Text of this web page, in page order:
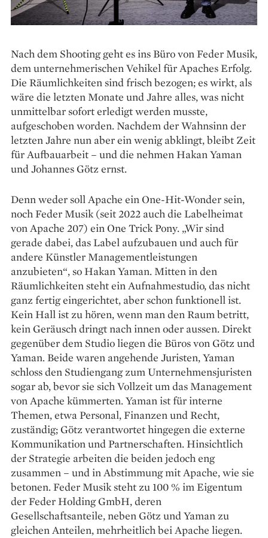
Nach dem Shooting geht es ins Büro von Feder Musik,
dem unternehmerischen Vehikel für Apaches Erfolg.
Die Räumlichkeiten sind frisch bezogen; es wirkt, als
wäre die letzten Monate und Jahre alles, was nicht
unmittelbar sofort erledigt werden musste,
aufgeschoben worden. Nachdem der Wahnsinn der
letzten Jahre nun aber ein wenig abklingt, bleibt Zeit
für Aufbauarbeit – und die nehmen Hakan Yaman
und Johannes Götz ernst.
Denn weder soll Apache ein One-Hit-Wonder sein,
noch Feder Musik (seit 2022 auch die Labelheimat
von Apache 207) ein One Trick Pony. „Wir sind
gerade dabei, das Label aufzu­bauen und auch für
andere Künstler Managementleistungen
anzubieten“, so Hakan Yaman. Mitten in den
Räumlichkeiten steht ein Auf­nahmestudio, das nicht
ganz fertig eingerichtet, aber schon funktionell ist.
Kein Hall ist zu hören, wenn man den Raum betritt,
kein Geräusch dringt nach innen oder aussen. Direkt
gegenüber dem Studio liegen die Büros von Götz und
Yaman. Beide waren angehende Juristen, Yaman
schloss den Studiengang zum Unternehmensjuristen
sogar ab, bevor sie sich Vollzeit um das Management
von Apache kümmerten. Yaman ist für interne
Themen, etwa Personal, Finanzen und Recht,
zuständig; Götz verantwortet hingegen die externe
Kommunikation und Partnerschaften. Hinsichtlich
der Strategie arbeiten die beiden jedoch eng
zusammen – und in Abstimmung mit Apache, wie sie
betonen. Feder Musik steht zu 100 % im Eigentum
der Feder Holding GmbH, deren
Gesellschaftsanteile, neben Götz und Yaman zu
gleichen Anteilen, mehrheitlich bei Apache liegen.